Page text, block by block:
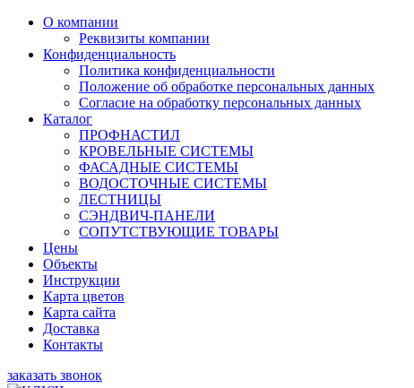
О компании
Реквизиты компании
Конфиденциальность
Политика конфиденциальности
Положение об обработке персональных данных
Согласие на обработку персональных данных
Каталог
ПРОФНАСТИЛ
КРОВЕЛЬНЫЕ СИСТЕМЫ
ФАСАДНЫЕ СИСТЕМЫ
ВОДОСТОЧНЫЕ СИСТЕМЫ
ЛЕСТНИЦЫ
СЭНДВИЧ-ПАНЕЛИ
СОПУТСТВУЮЩИЕ ТОВАРЫ
Цены
Объекты
Инструкции
Карта цветов
Карта сайта
Доставка
Контакты
заказать звонок